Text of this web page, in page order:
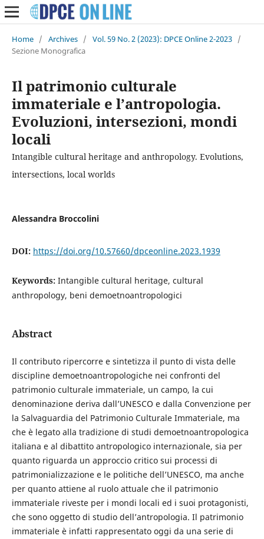
Home / Archives / Vol. 59 No. 2 (2023): DPCE Online 2-2023 /
Sezione Monografica
Il patrimonio culturale
immateriale e l’antropologia.
Evoluzioni, intersezioni, mondi
locali
Intangible cultural heritage and anthropology. Evolutions,
intersections, local worlds
Alessandra Broccolini
DOI: https://doi.org/10.57660/dpceonline.2023.1939
Keywords: Intangible cultural heritage, cultural
anthropology, beni demoetnoantropologici
Abstract
Il contributo ripercorre e sintetizza il punto di vista delle
discipline demoetnoantropologiche nei confronti del
patrimonio culturale immateriale, un campo, la cui
denominazione deriva dall’UNESCO e dalla Convenzione per
la Salvaguardia del Patrimonio Culturale Immateriale, ma
che è legato alla tradizione di studi demoetnoantropologica
italiana e al dibattito antropologico internazionale, sia per
quanto riguarda un approccio critico sui processi di
patrimonializzazione e le politiche dell’UNESCO, ma anche
per quanto attiene al ruolo attuale che il patrimonio
immateriale riveste per i mondi locali ed i suoi protagonisti,
che sono oggetto di studio dell’antropologia. Il patrimonio
immateriale è infatti rappresentato oggi da una serie di